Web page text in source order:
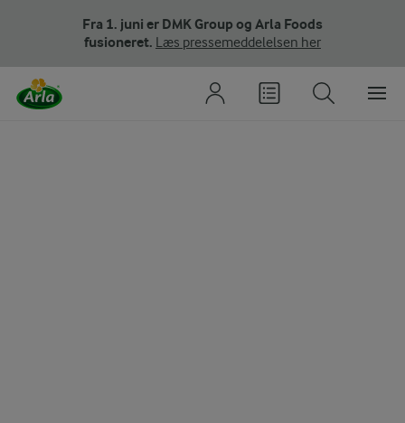
Fra 1. juni er DMK Group og Arla Foods
fusioneret. Læs pressemeddelelsen her